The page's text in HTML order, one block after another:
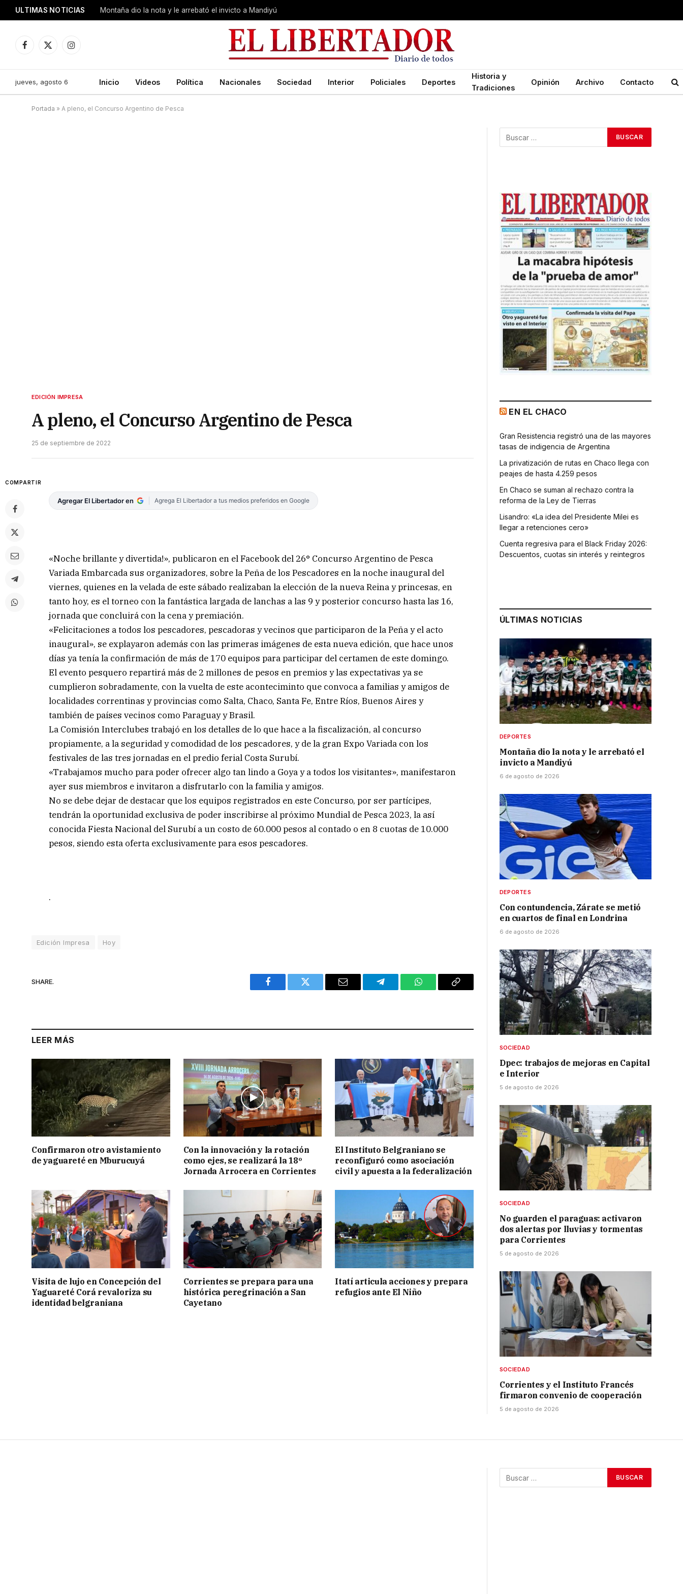
ULTIMAS NOTICIAS Montaña dio la nota y le arrebató el invicto a Mandiyú
Facebook
X
Instagram
jueves, agosto 6 Inicio Videos Política Nacionales Sociedad Interior Policiales Deportes
Historia y
Tradiciones
Opinión Archivo Contacto
Portada » A pleno, el Concurso Argentino de Pesca
EDICIÓN IMPRESA
A pleno, el Concurso Argentino de Pesca
25 de septiembre de 2022
COMPARTIR
Agregar El Libertador en Agrega El Libertador a tus medios preferidos en Google
«Noche brillante y divertida!», publicaron en el Facebook del 26° Concurso Argentino de Pesca
Variada Embarcada sus organizadores, sobre la Peña de los Pescadores en la noche inaugural del
viernes, quienes en la velada de este sábado realizaban la elección de la nueva Reina y princesas, en
tanto hoy, es el torneo con la fantástica largada de lanchas a las 9 y posterior concurso hasta las 16,
jornada que concluirá con la cena y premiación.
«Felicitaciones a todos los pescadores, pescadoras y vecinos que participaron de la Peña y el acto
inaugural», se explayaron además con las primeras imágenes de esta nueva edición, que hace unos
días ya tenía la confirmación de más de 170 equipos para participar del certamen de este domingo.
El evento pesquero repartirá más de 2 millones de pesos en premios y las expectativas ya se
cumplieron sobradamente, con la vuelta de este aconteciminto que convoca a familias y amigos de
localidades correntinas y provincias como Salta, Chaco, Santa Fe, Entre Ríos, Buenos Aires y
también de países vecinos como Paraguay y Brasil.
La Comisión Interclubes trabajó en los detalles de lo que hace a la fiscalización, al concurso
propiamente, a la seguridad y comodidad de los pescadores, y de la gran Expo Variada con los
festivales de las tres jornadas en el predio ferial Costa Surubí.
«Trabajamos mucho para poder ofrecer algo tan lindo a Goya y a todos los visitantes», manifestaron
ayer sus miembros e invitaron a disfrutarlo con la familia y amigos.
No se debe dejar de destacar que los equipos registrados en este Concurso, por ser partícipes,
tendrán la oportunidad exclusiva de poder inscribirse al próximo Mundial de Pesca 2023, la así
conocida Fiesta Nacional del Surubí a un costo de 60.000 pesos al contado o en 8 cuotas de 10.000
pesos, siendo esta oferta exclusivamente para esos pescadores.
.
Edición Impresa Hoy
SHARE.
Facebook Twitter Email Telegram WhatsAppCopy
LEER MÁS
Confirmaron otro avistamiento
de yaguareté en Mburucuyá
Con la innovación y la rotación
como ejes, se realizará la 18º
Jornada Arrocera en Corrientes
El Instituto Belgraniano se
reconfiguró como asociación
civil y apuesta a la federalización
Visita de lujo en Concepción del
Yaguareté Corá revaloriza su
identidad belgraniana
Corrientes se prepara para una
histórica peregrinación a San
Cayetano
Itatí articula acciones y prepara
refugios ante El Niño
EN EL CHACO
Gran Resistencia registró una de las mayores
tasas de indigencia de Argentina
La privatización de rutas en Chaco llega con
peajes de hasta 4.259 pesos
En Chaco se suman al rechazo contra la
reforma de la Ley de Tierras
Lisandro: «La idea del Presidente Milei es
llegar a retenciones cero»
Cuenta regresiva para el Black Friday 2026:
Descuentos, cuotas sin interés y reintegros
ÚLTIMAS NOTICIAS
DEPORTES
Montaña dio la nota y le arrebató el
invicto a Mandiyú
6 de agosto de 2026
DEPORTES
Con contundencia, Zárate se metió
en cuartos de final en Londrina
6 de agosto de 2026
SOCIEDAD
Dpec: trabajos de mejoras en Capital
e Interior
5 de agosto de 2026
SOCIEDAD
No guarden el paraguas: activaron
dos alertas por lluvias y tormentas
para Corrientes
5 de agosto de 2026
SOCIEDAD
Corrientes y el Instituto Francés
firmaron convenio de cooperación
5 de agosto de 2026